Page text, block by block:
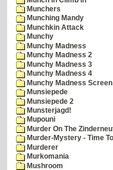
Munchers
Munching Mandy
Munchkin Attack
Munchy
Munchy Madness
Munchy Madness 2
Munchy Madness 3
Munchy Madness 4
Munchy Madness
Munsiepede
Munsiepede 2
Munsterjagd!
Mupouni
Murder On The
Murder-Mystery - Time
Murderer
Murkomania
Mushroom